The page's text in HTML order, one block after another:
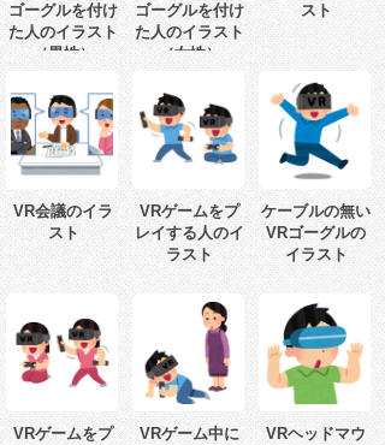
ゴーグルを付け
た人のイラスト
（男性）
ゴーグルを付け
た人のイラスト
（女性）
スト
VR会議のイラ
スト
VRゲームをプ
レイする人のイ
ラスト
ケーブルの無い
VRゴーグルの
イラスト
VRゲームをプ
VRゲーム中に
VRヘッドマウ